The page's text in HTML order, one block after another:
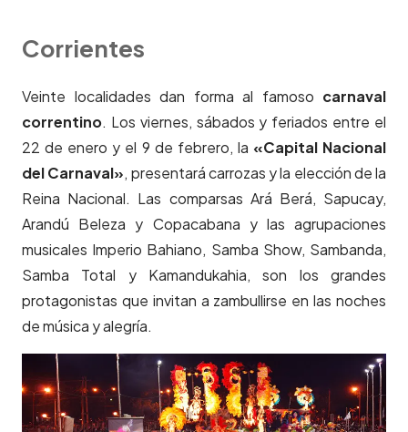
Corrientes
Veinte localidades dan forma al famoso carnaval
correntino. Los viernes, sábados y feriados entre el
22 de enero y el 9 de febrero, la «Capital Nacional
del Carnaval», presentará carrozas y la elección de la
Reina Nacional. Las comparsas Ará Berá, Sapucay,
Arandú Beleza y Copacabana y las agrupaciones
musicales Imperio Bahiano, Samba Show, Sambanda,
Samba Total y Kamandukahia, son los grandes
protagonistas que invitan a zambullirse en las noches
de música y alegría.